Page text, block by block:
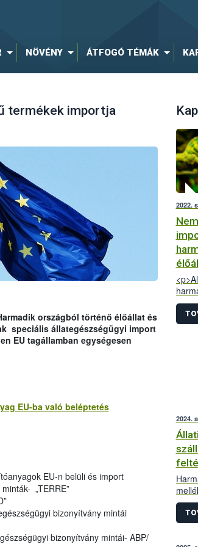
NÖVÉNY ÁTFOGÓ TÉMÁK
termékek importja
országból történő élőállat és
speciális állategészségügyi import
EU tagállamban egységesen
EU-ba való beléptetés
EU-n belüli és import
„TERRE”
bizonyítvány mintái
bizonyítvány mintái- ABP/
2022.
élő
2024.